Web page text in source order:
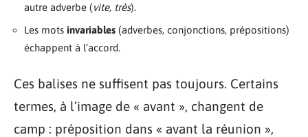
autre adverbe (vite, très).
Les mots invariables (adverbes, conjonctions, prépositions)
échappent à l’accord.
Ces balises ne suffisent pas toujours. Certains
termes, à l’image de « avant », changent de
camp : préposition dans « avant la réunion »,